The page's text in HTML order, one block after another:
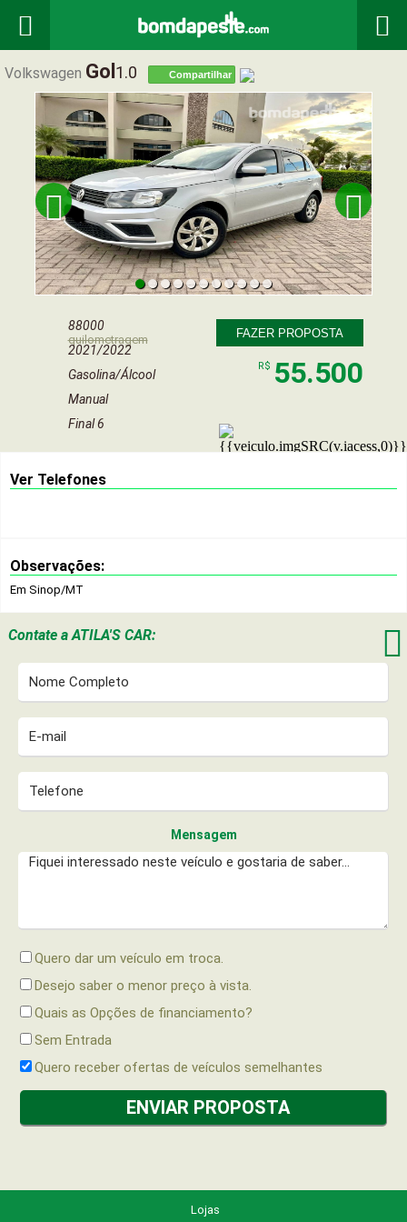
 
Volkswagen Gol 1.0 Compartilhar
 
88000
quilometragem
2021/2022
Gasolina/Álcool
Manual
Final 6
FAZER PROPOSTA
R$ 55.500
Ver Telefones
Observações:
Em Sinop/MT
Contate aATILA'S CAR: 
Mensagem
Quero dar um veículo em troca.
Desejo saber o menor preço à vista.
Quais as Opções de financiamento?
Sem Entrada
Quero receber ofertas de veículos semelhantes
Lojas